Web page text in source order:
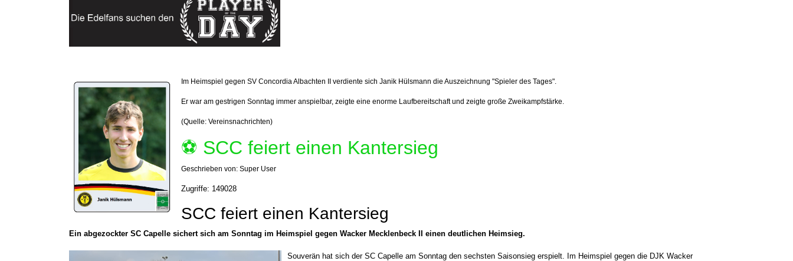
Im Heimspiel gegen SV Concordia Albachten II verdiente sich Janik Hülsmann die Auszeichnung "Spieler des Tages".
Er war am gestrigen Sonntag immer anspielbar, zeigte eine enorme Laufbereitschaft und zeigte große Zweikampfstärke.
(Quelle: Vereinsnachrichten)
⚽️ SCC feiert einen Kantersieg
Geschrieben von: Super User
Zugriffe: 149028
SCC feiert einen Kantersieg
Ein abgezockter SC Capelle sichert sich am Sonntag im Heimspiel gegen Wacker Mecklenbeck II einen deutlichen Heimsieg.
Souverän hat sich der SC Capelle am Sonntag den sechsten Saisonsieg erspielt. Im Heimspiel gegen die DJK Wacker